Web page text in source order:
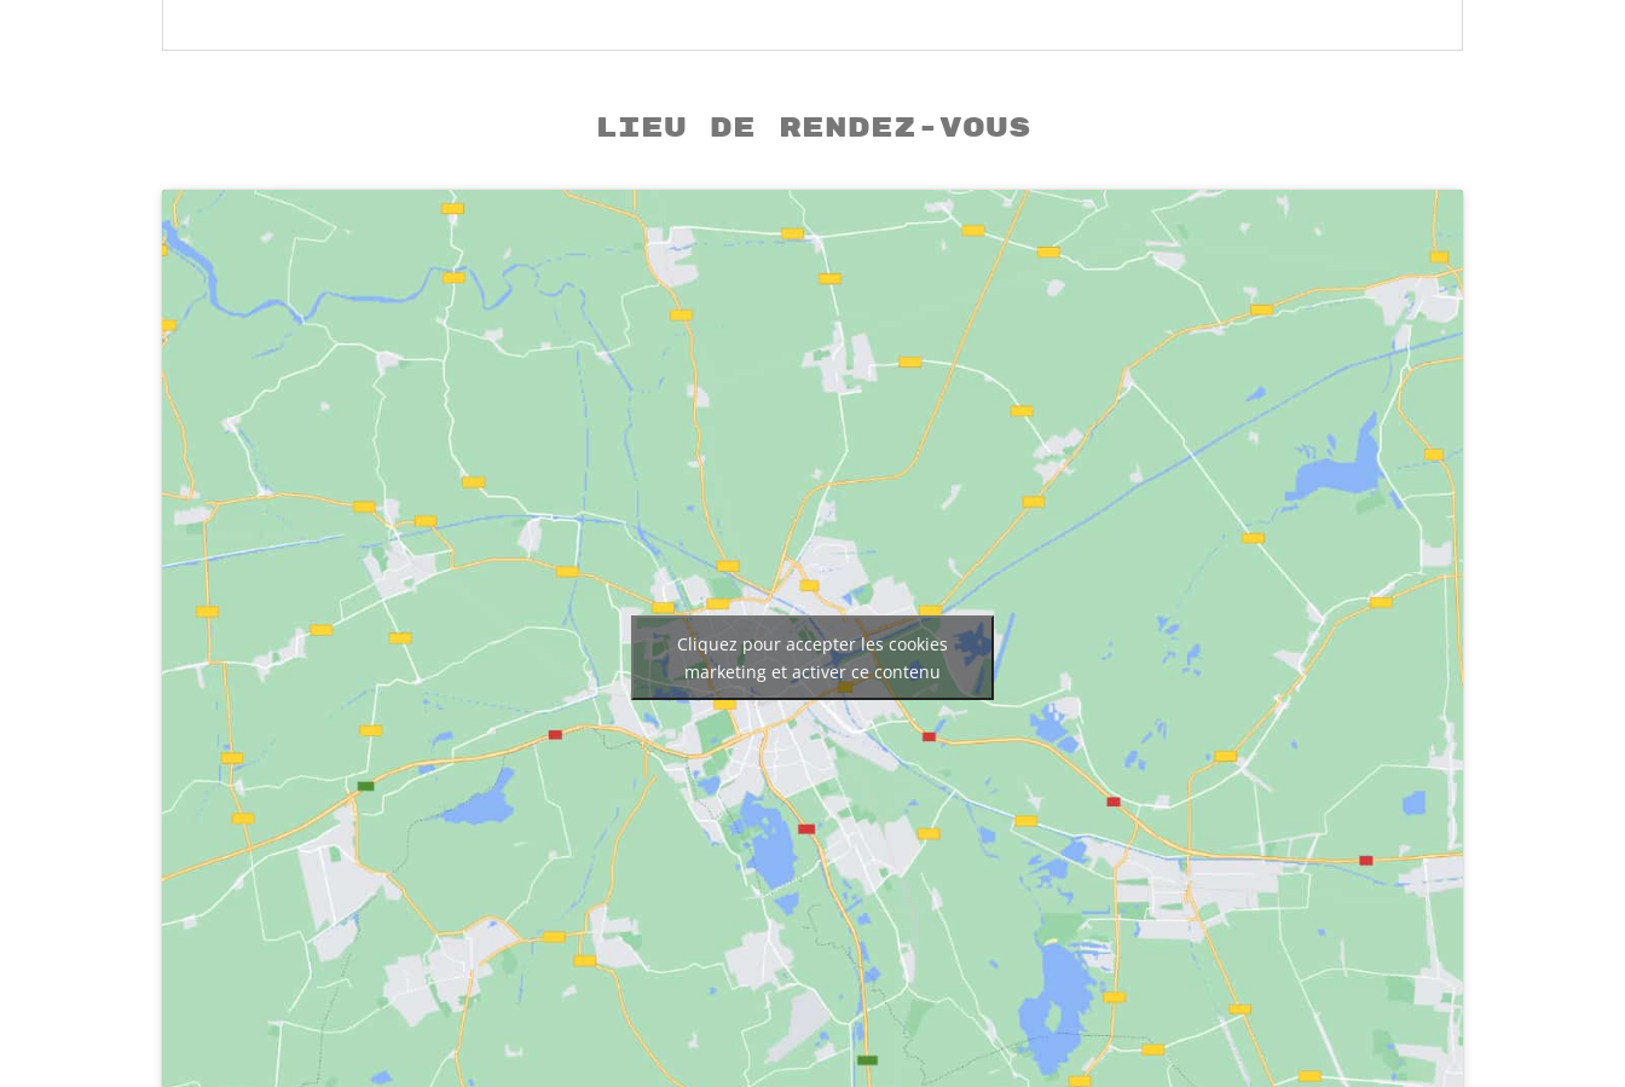
Lieu de rendez-vous
Cliquez pour accepter les cookies
marketing et activer ce contenu